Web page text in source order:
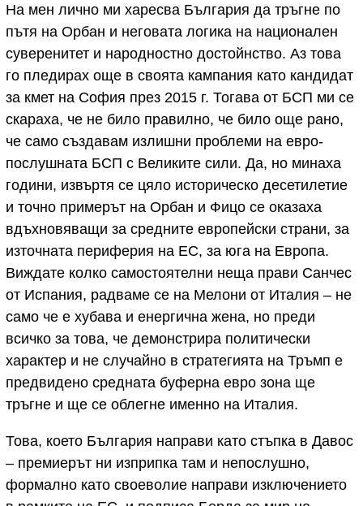
На мен лично ми харесва България да тръгне по
пътя на Орбан и неговата логика на национален
суверенитет и народностно достойнство. Аз това
го пледирах още в своята кампания като кандидат
за кмет на София през 2015 г. Тогава от БСП ми се
скараха, че не било правилно, че било още рано,
че само създавам излишни проблеми на евро-
послушната БСП с Великите сили. Да, но минаха
години, извъртя се цяло историческо десетилетие
и точно примерът на Орбан и Фицо се оказаха
вдъхновяващи за средните европейски страни, за
източната периферия на ЕС, за юга на Европа.
Виждате колко самостоятелни неща прави Санчес
от Испания, радваме се на Мелони от Италия – не
само че е хубава и енергична жена, но преди
всичко за това, че демонстрира политически
характер и не случайно в стратегията на Тръмп е
предвидено средната буферна евро зона ще
тръгне и ще се облегне именно на Италия.
Това, което България направи като стъпка в Давос
– премиерът ни изприпка там и непослушно,
формално като своеволие направи изключението